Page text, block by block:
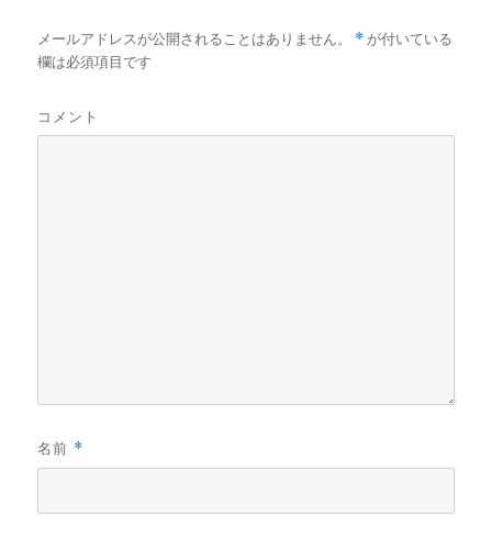
メールアドレスが公開されることはありません。 * が付いている
欄は必須項目です
コメント
名前 *